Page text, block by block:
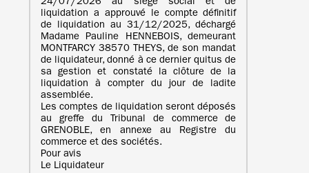
24/07/2026 au siège social et de
liquidation a approuvé le compte définitif
de liquidation au 31/12/2025, déchargé
Madame Pauline HENNEBOIS, demeurant
MONTFARCY 38570 THEYS, de son mandat
de liquidateur, donné à ce dernier quitus de
sa gestion et constaté la clôture de la
liquidation à compter du jour de ladite
assemblée.
Les comptes de liquidation seront déposés
au greffe du Tribunal de commerce de
GRENOBLE, en annexe au Registre du
commerce et des sociétés.
Pour avis
Le Liquidateur